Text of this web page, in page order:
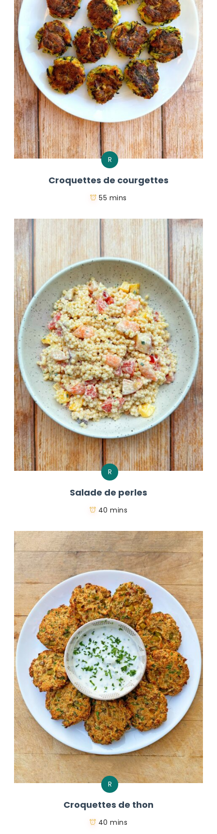
R
Croquettes de courgettes
55 mins
R
Salade de perles
40 mins
R
Croquettes de thon
40 mins